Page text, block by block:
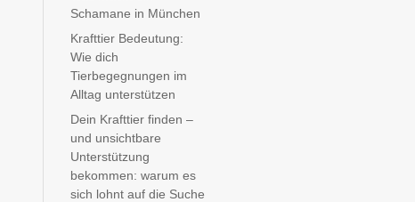
Schamane in München
Krafttier Bedeutung:
Wie dich
Tierbegegnungen im
Alltag unterstützen
Dein Krafttier finden –
und unsichtbare
Unterstützung
bekommen: warum es
sich lohnt auf die Suche